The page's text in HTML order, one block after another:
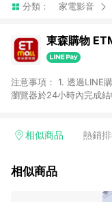
分類： 家電影音
東森購物
注意事項： 1. 透過LINE
瀏覽器於24小時內完成
單，皆不在點數回饋範
球嚴選、商城、專案商品
回饋。 5. 點數回饋會扣
相似商品 熱銷
相似商品